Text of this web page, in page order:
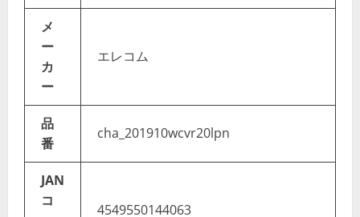
メ
ー
カ
ー
エレコム
品
番
cha_201910wcvr20lpn
JAN
コ
4549550144063